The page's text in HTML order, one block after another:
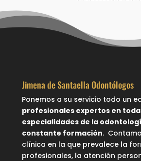
Jimena de Santaella Odontólogos
Ponemos a su servicio todo un
profesionales expertos en
especialidades de la
constante formación.
clínica en la que prevalece la
profesionales, la atención